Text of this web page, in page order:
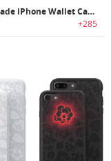
Grovemade iPhone Wallet Case｜iPhone 6/ 7シリーズ用天然メイプル材フレーム/フルグレインベジタンレザーケース
+285